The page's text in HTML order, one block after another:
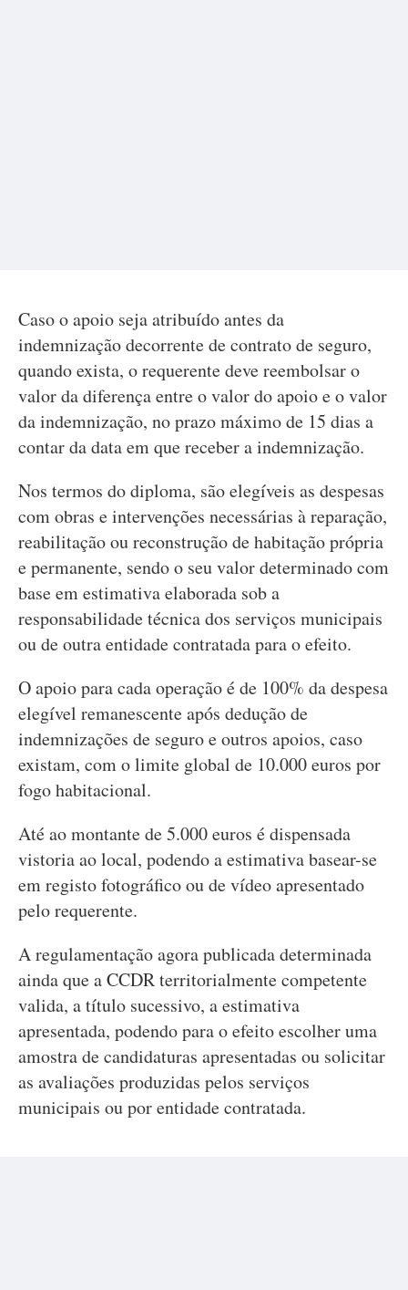
Caso o apoio seja atribuído antes da
indemnização decorrente de contrato de seguro,
quando exista, o requerente deve reembolsar o
valor da diferença entre o valor do apoio e o valor
da indemnização, no prazo máximo de 15 dias a
contar da data em que receber a indemnização.
Nos termos do diploma, são elegíveis as despesas
com obras e intervenções necessárias à reparação,
reabilitação ou reconstrução de habitação própria
e permanente, sendo o seu valor determinado com
base em estimativa elaborada sob a
responsabilidade técnica dos serviços municipais
ou de outra entidade contratada para o efeito.
O apoio para cada operação é de 100% da despesa
elegível remanescente após dedução de
indemnizações de seguro e outros apoios, caso
existam, com o limite global de 10.000 euros por
fogo habitacional.
Até ao montante de 5.000 euros é dispensada
vistoria ao local, podendo a estimativa basear-se
em registo fotográfico ou de vídeo apresentado
pelo requerente.
A regulamentação agora publicada determinada
ainda que a CCDR territorialmente competente
valida, a título sucessivo, a estimativa
apresentada, podendo para o efeito escolher uma
amostra de candidaturas apresentadas ou solicitar
as avaliações produzidas pelos serviços
municipais ou por entidade contratada.